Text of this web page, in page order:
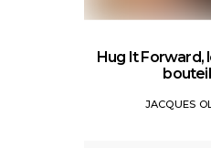
Hug It Forward,
JACQUES